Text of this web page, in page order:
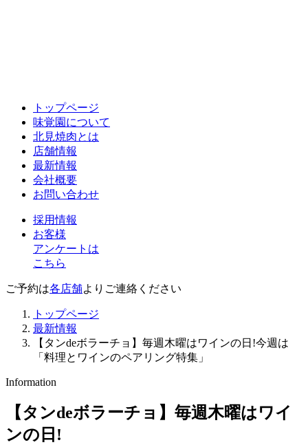
トップページ
味覚園について
北見焼肉とは
店舗情報
最新情報
会社概要
お問い合わせ
採用情報
お客様
アンケートは
こちら
ご予約は各店舗よりご連絡ください
トップページ
最新情報
【タンdeボラーチョ】毎週木曜はワインの日!今週は
「料理とワインのペアリング特集」
Information
【タンdeボラーチョ】毎週木曜はワイ
ンの日!